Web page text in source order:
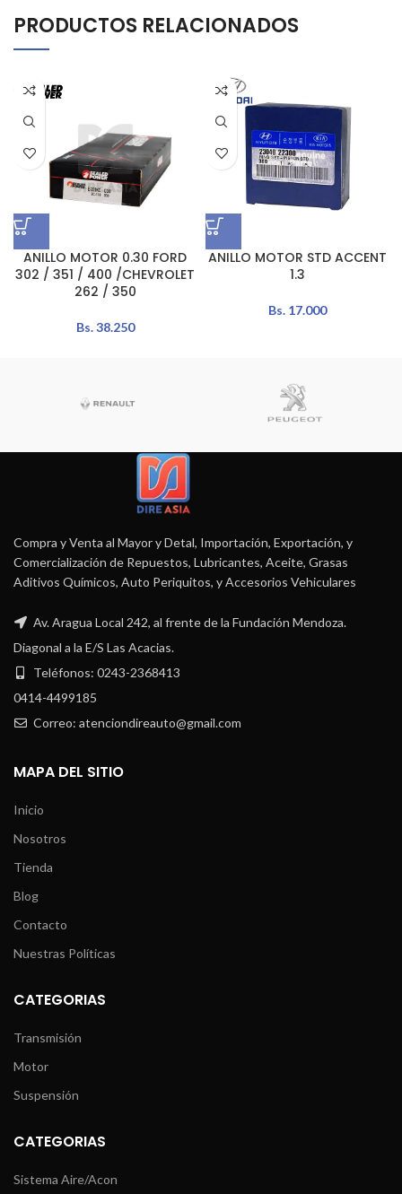
PRODUCTOS RELACIONADOS
ANILLO MOTOR 0.30 FORD
302 / 351 / 400 /CHEVROLET
262 / 350
Bs.38.250
ANILLO MOTOR STD ACCENT
1.3
Bs.17.000
Compra y Venta al Mayor y Detal, Importación, Exportación, y
Comercialización de Repuestos, Lubricantes, Aceite, Grasas
Aditivos Químicos, Auto Periquitos, y Accesorios Vehiculares
Av. Aragua Local 242, al frente de la Fundación Mendoza.
Diagonal a la E/S Las Acacias.
Teléfonos: 0243-2368413
0414-4499185
Correo: atenciondireauto@gmail.com
MAPA DEL SITIO
Inicio
Nosotros
Tienda
Blog
Contacto
Nuestras Políticas
CATEGORIAS
Transmisión
Motor
Suspensión
CATEGORIAS
Sistema Aire/Acon